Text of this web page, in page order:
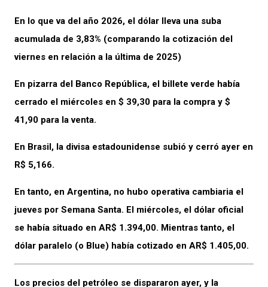
En lo que va del año 2026, el dólar lleva una suba
acumulada de 3,83% (comparando la cotización del
viernes en relación a la última de 2025)
En pizarra del Banco República, el billete verde había
cerrado el miércoles en $ 39,30 para la compra y $
41,90 para la venta.
En Brasil, la divisa estadounidense subió y cerró ayer en
R$ 5,166.
En tanto, en Argentina, no hubo operativa cambiaria el
jueves por Semana Santa. El miércoles, el dólar oficial
se había situado en AR$ 1.394,00. Mientras tanto, el
dólar paralelo (o Blue) había cotizado en AR$ 1.405,00.
Los precios del petróleo se dispararon ayer, y la